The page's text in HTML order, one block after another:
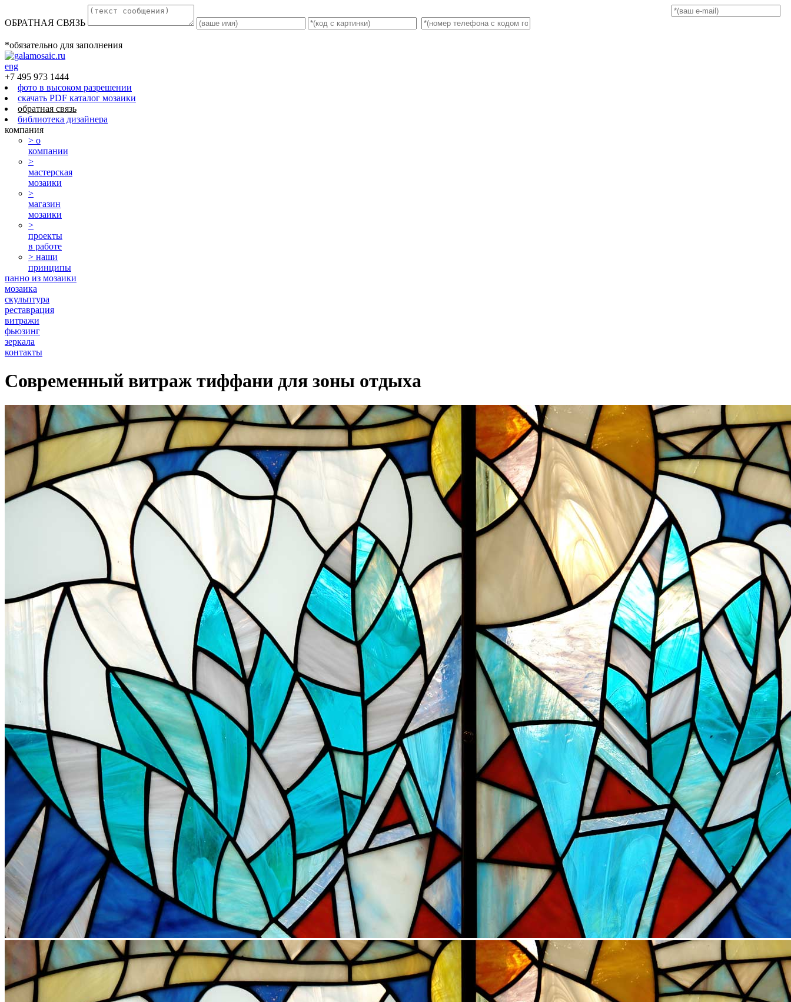
ОБРАТНАЯ СВЯЗЬ
*обязательно для заполнения
eng
+7 495 973 1444
фото в высоком разрешении
скачать PDF каталог мозаики
обратная связь
библиотека дизайнера
компания
> о
компании
>
мастерская
мозаики
>
магазин
мозаики
>
проекты
в работе
> наши
принципы
панно из мозаики
мозаика
скульптура
реставрация
витражи
фьюзинг
зеркала
контакты
Современный витраж тиффани для зоны отдыха